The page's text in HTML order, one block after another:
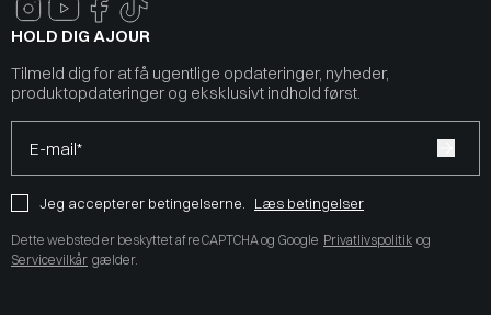
HOLD DIG AJOUR
Tilmeld dig for at få ugentlige opdateringer, nyheder,
produktopdateringer og eksklusivt indhold først.
E-mail*
Jeg accepterer betingelserne. Læs betingelser
Dette websted er beskyttet af reCAPTCHA og Google Privatlivspolitik og
Servicevilkår gælder.